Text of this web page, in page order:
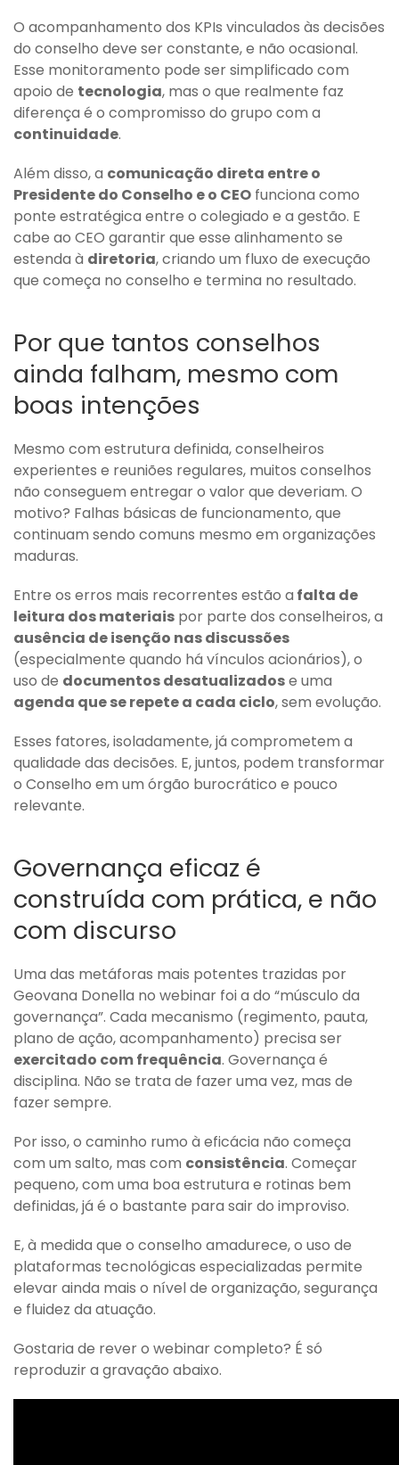
O acompanhamento dos KPIs vinculados às decisões
do conselho deve ser constante, e não ocasional.
Esse monitoramento pode ser simplificado com
apoio de tecnologia, mas o que realmente faz
diferença é o compromisso do grupo com a
continuidade.
Além disso, a comunicação direta entre o
Presidente do Conselho e o CEO funciona como
ponte estratégica entre o colegiado e a gestão. E
cabe ao CEO garantir que esse alinhamento se
estenda à diretoria, criando um fluxo de execução
que começa no conselho e termina no resultado.
Por que tantos conselhos
ainda falham, mesmo com
boas intenções
Mesmo com estrutura definida, conselheiros
experientes e reuniões regulares, muitos conselhos
não conseguem entregar o valor que deveriam. O
motivo? Falhas básicas de funcionamento, que
continuam sendo comuns mesmo em organizações
maduras.
Entre os erros mais recorrentes estão a falta de
leitura dos materiais por parte dos conselheiros, a
ausência de isenção nas discussões
(especialmente quando há vínculos acionários), o
uso de documentos desatualizadose uma
agenda que se repete a cada ciclo, sem evolução.
Esses fatores, isoladamente, já comprometem a
qualidade das decisões. E, juntos, podem transformar
o Conselho em um órgão burocrático e pouco
relevante.
Governança eficaz é
construída com prática, e não
com discurso
Uma das metáforas mais potentes trazidas por
Geovana Donella no webinar foi a do “músculo da
governança”. Cada mecanismo (regimento, pauta,
plano de ação, acompanhamento) precisa ser
exercitado com frequência. Governança é
disciplina. Não se trata de fazer uma vez, mas de
fazer sempre.
Por isso, o caminho rumo à eficácia não começa
com um salto, mas com consistência. Começar
pequeno, com uma boa estrutura e rotinas bem
definidas, já é o bastante para sair do improviso.
E, à medida que o conselho amadurece, o uso de
plataformas tecnológicas especializadas permite
elevar ainda mais o nível de organização, segurança
e fluidez da atuação.
Gostaria de rever o webinar completo? É só
reproduzir a gravação abaixo.